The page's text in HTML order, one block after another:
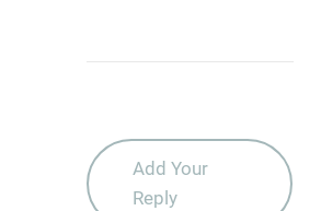
Add Your
Reply